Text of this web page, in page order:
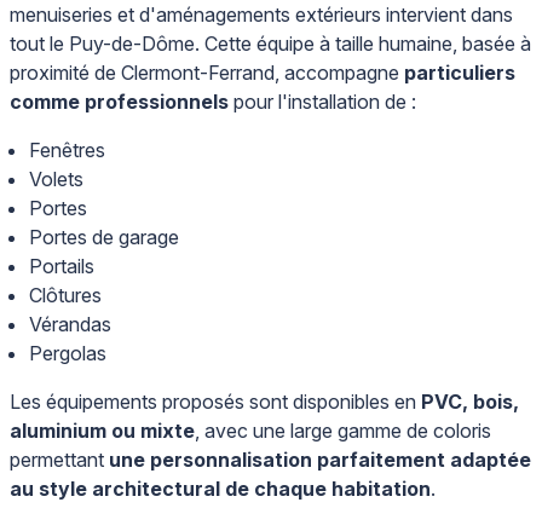
menuiseries et d'aménagements extérieurs intervient dans
tout le Puy-de-Dôme. Cette équipe à taille humaine, basée à
proximité de Clermont-Ferrand, accompagne particuliers
comme professionnels pour l'installation de :
Fenêtres
Volets
Portes
Portes de garage
Portails
Clôtures
Vérandas
Pergolas
Les équipements proposés sont disponibles en PVC, bois,
aluminium ou mixte , avec une large gamme de coloris
permettant une personnalisation parfaitement adaptée
au style architectural de chaque habitation.